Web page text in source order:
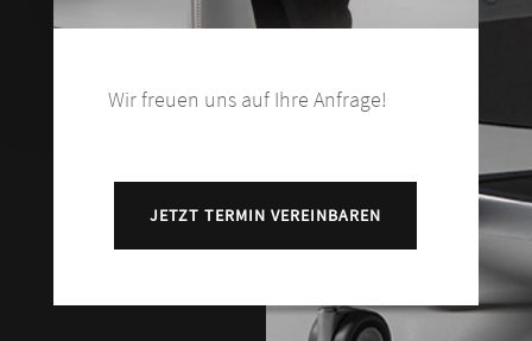
Wir freuen uns auf Ihre Anfrage!
JETZT TERMIN VEREINBAREN